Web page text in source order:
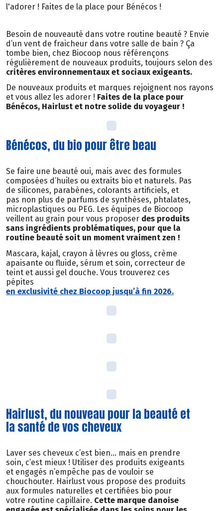
l'adorer ! Faites de la place pour Bénécos !
Besoin de nouveauté dans votre routine beauté ? Envie
d’un vent de fraicheur dans votre salle de bain ? Ça
tombe bien, chez Biocoop nous référençons
régulièrement de nouveaux produits, toujours selon des
critères environnementaux et sociaux exigeants.
De nouveaux produits et marques rejoignent nos rayons
et vous allez les adorer ! Faites de la place pour
Bénécos, Hairlust et notre solide du voyageur !
Bénécos, du bio pour être beau
Se faire une beauté oui, mais avec des formules
composées d’huiles ou extraits bio et naturels. Pas
de silicones, parabènes, colorants artificiels, et
pas non plus de parfums de synthèses, phtalates,
microplastiques ou PEG. Les équipes de Biocoop
veillent au grain pour vous proposer des produits
sans ingrédients problématiques, pour que la
routine beauté soit un moment vraiment zen !
Mascara, kajal, crayon à lèvres ou gloss, crème
apaisante ou fluide, sérum et soin, correcteur de
teint et aussi gel douche. Vous trouverez ces
pépites
en exclusivité chez Biocoop jusqu’à fin 2026.
Hairlust, du nouveau pour la beauté et
la santé de vos cheveux
Laver ses cheveux c’est bien… mais en prendre
soin, c’est mieux ! Utiliser des produits exigeants
et engagés n’empêche pas de vouloir se
chouchouter. Hairlust vous propose des produits
aux formules naturelles et certifiées bio pour
votre routine capillaire. Cette marque danoise